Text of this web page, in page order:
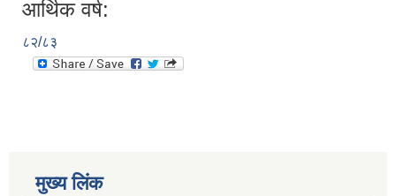
आर्थिक वर्ष:
८२/८३
मुख्य लिंक